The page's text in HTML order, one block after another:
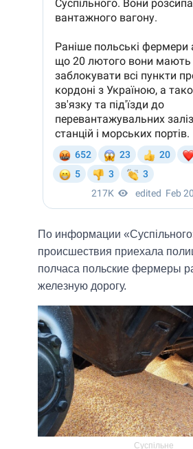
По информации
происшествия приехала
полчаса польские фермеры
железную дорогу.
Суспільне